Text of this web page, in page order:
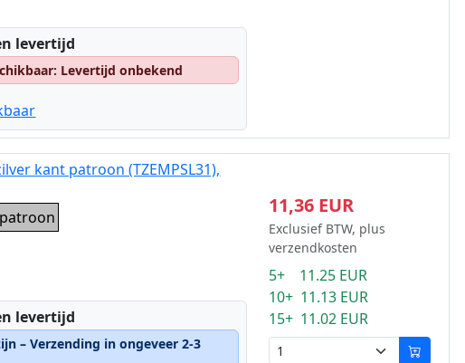
levertijd
Levertijd onbekend
kant patroon (TZEMPSL31),
levertijd
– Verzending in ongeveer 2-3
11,36 EUR
Exclusief BTW, plus
verzendkosten
5+ 11.25 EUR
10+ 11.13 EUR
15+ 11.02 EUR